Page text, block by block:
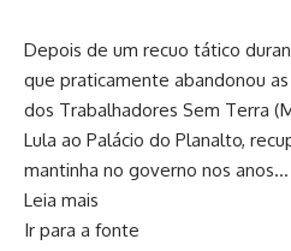
Depois de um recuo tático
que praticamente abandonou
dos Trabalhadores Sem Terra
Lula ao Palácio do Planalto,
mantinha no governo nos anos…
Leia mais
Ir para a fonte